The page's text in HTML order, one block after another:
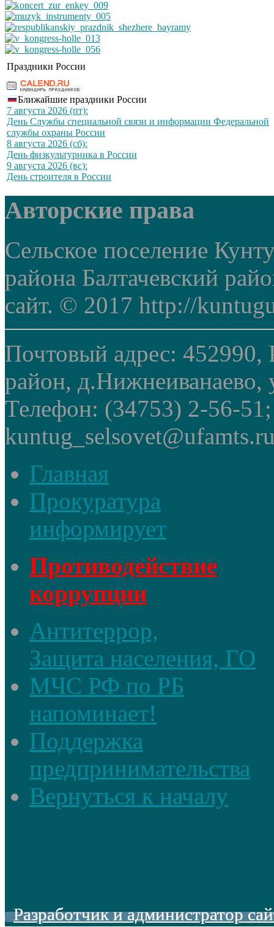
Праздники России
Ближайшие праздники России
7 августа 2026 (пт):
День Службы специальной связи и информации Федеральной
службы охраны России
8 августа 2026 (сб):
День физкультурника в России
9 августа 2026 (вс):
День строителя в России
Авторские права
Сельское поселение
района Балтачевский
сайт. © 2017 http://
Почтовый адрес: 452990,
район, д.Нижнеиванаево,
Телефон: (34753) 2-56-
Главная
Прокуратура
информирует
Противодействие
коррупции
Антитеррор,
Защита населения, ГО
МЧС РФ по РБ
напоминает!
Поддержка
предпринимательства
Вернуться к началу
Разработчик и администратор